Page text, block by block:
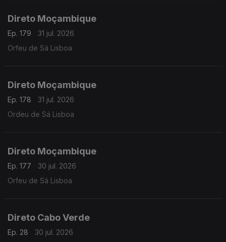
Direto Moçambique
Ep. 179
31 jul. 2026
Orfeu de Sá Lisboa
Direto Moçambique
Ep. 178
31 jul. 2026
Ordeu de Sá Lisboa
Direto Moçambique
Ep. 177
30 jul. 2026
Orfeu de Sá Lisboa
Direto Cabo Verde
Ep. 28
30 jul. 2026